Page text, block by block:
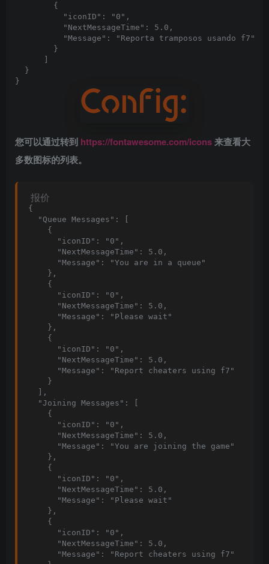
        {
          "iconID": "0",
          "NextMessageTime": 5.0,
          "Message": "Reporta tramposos usando f7"
        }
  }
}
您可以通过转到 https://fontawesome.com/icons来查看大
多数图标的列表。
报价
{
  "Queue Messages": [
    {
      "iconID": "0",
      "NextMessageTime": 5.0,
      "Message": "You are in a queue"
    },
    {
      "iconID": "0",
      "NextMessageTime": 5.0,
      "Message": "Please wait"
    },
    {
      "iconID": "0",
      "NextMessageTime": 5.0,
      "Message": "Report cheaters using f7"
    }
  ],
  "Joining Messages": [
    {
      "iconID": "0",
      "NextMessageTime": 5.0,
      "Message": "You are joining the game"
    },
    {
      "iconID": "0",
      "NextMessageTime": 5.0,
      "Message": "Please wait"
    },
    {
      "iconID": "0",
      "NextMessageTime": 5.0,
      "Message": "Report cheaters using f7"